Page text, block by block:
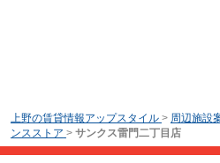
上野の賃貸情報アップスタイル > 周辺施設
ンスストア > サンクス雷門二丁目店